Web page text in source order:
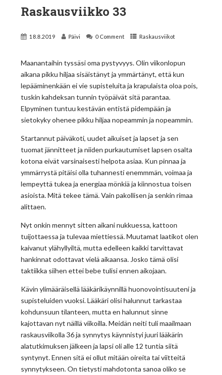
Raskausviikko 33
18.8.2019 Päivi 0 Comment Raskausviikot
Maanantaihin tyssäsi oma pystyvyys. Olin viikonlopun
aikana pikku hiljaa sisäistänyt ja ymmärtänyt, että kun
lepääminenkään ei vie supisteluita ja krapulaista oloa pois,
tuskin kahdeksan tunnin työpäivät sitä parantaa.
Elpyminen tuntuu kestävän entistä pidempään ja
sietokyky ohenee pikku hiljaa nopeammin ja nopeammin.
Startannut päiväkoti, uudet aikuiset ja lapset ja sen
tuomat jännitteet ja niiden purkautumiset lapsen osalta
kotona eivät varsinaisesti helpota asiaa. Kun pinnaa ja
ymmärrystä pitäisi olla tuhannesti enemmmän, voimaa ja
lempeyttä tukea ja energiaa mönkiä ja kiinnostua toisen
asioista. Mitä tekee tämä. Vain pakollisen ja senkin rimaa
alittaen.
Nyt onkin mennyt sitten aikani nukkuessa, kattoon
tuijottaessa ja tulevaa miettiessä. Muutamat laatikot olen
kaivanut ylähyllyiltä, mutta edelleen kaikki tarvittavat
hankinnat odottavat vielä aikaansa. Josko tämä olisi
taktiikka siihen ettei bebe tulisi ennen aikojaan.
Kävin ylimääräisellä lääkärikäynnillä huonovointisuuteni ja
supisteluiden vuoksi. Lääkäri olisi halunnut tarkastaa
kohdunsuun tilanteen, mutta en halunnut sinne
kajottavan nyt näillä viikoilla. Meidän neiti tuli maailmaan
raskausviikolla 36 ja synnytys käynnistyi juuri lääkärin
alatutkimuksen jälkeen ja lapsi oli alle 12 tuntia siitä
syntynyt. Ennen sitä ei ollut mitään oireita tai viitteitä
synnytykseen. On tietysti mahdotonta sanoa oliko se